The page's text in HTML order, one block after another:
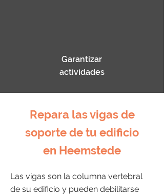
Garantizar
actividades
Repara las vigas de
soporte de tu edificio
en Heemstede
Las vigas son la columna vertebral
de su edificio y pueden debilitarse